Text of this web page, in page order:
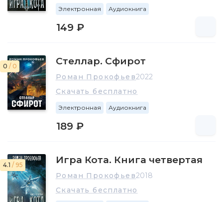
Электронная Аудиокнига
149 ₽
0 / 0 Стеллар. Сфирот
Роман Прокофьев2022
Скачать бесплатно
Электронная Аудиокнига
189 ₽
4.1 / 95 Игра Кота. Книга четвертая
Роман Прокофьев2018
Скачать бесплатно